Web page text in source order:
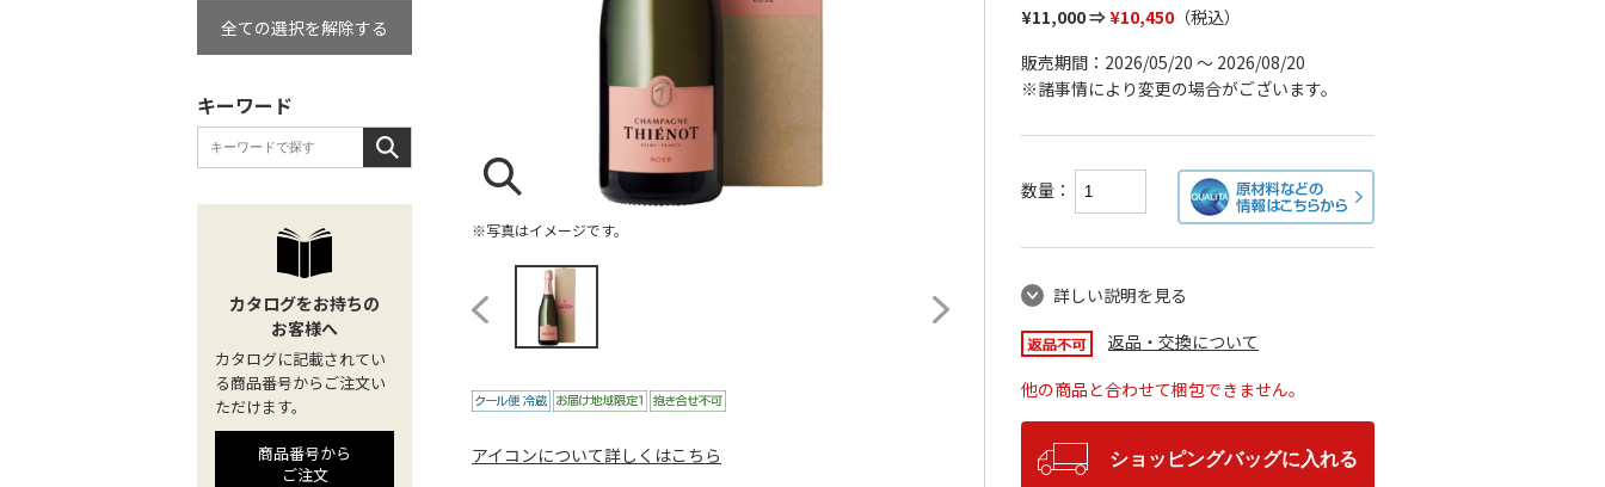
※写真はイメージです。
アイコンについて詳しくはこちら
¥11,000 ⇒¥10,450 （税込）
販売期間：2026/05/20 ～ 2026/08/20
※諸事情により変更の場合がございます。
数量：
詳しい説明を見る
返品・交換について
他の商品と合わせて梱包できません。
ショッピングバッグに入れる
全ての選択を解除する
キーワード
カタログをお持ちの
お客様へ
カタログに記載されてい
る商品番号からご注文い
ただけます。
商品番号から
ご注文